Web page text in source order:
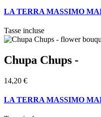
LA TERRA MASSIMO
Tasse incluse
Chupa Chups -
14,20 €
LA TERRA MASSIMO